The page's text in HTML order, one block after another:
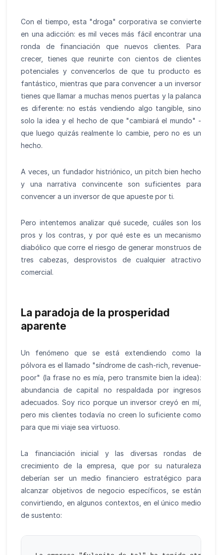
Con el tiempo, esta "droga" corporativa se convierte
en una adicción: es mil veces más fácil encontrar una
ronda de financiación que nuevos clientes. Para
crecer, tienes que reunirte con cientos de clientes
potenciales y convencerlos de que tu producto es
fantástico, mientras que para convencer a un inversor
tienes que llamar a muchas menos puertas y la palanca
es diferente: no estás vendiendo algo tangible, sino
solo la idea y el hecho de que "cambiará el mundo" -
que luego quizás realmente lo cambie, pero no es un
hecho.
A veces, un fundador histriónico, un pitch bien hecho
y una narrativa convincente son suficientes para
convencer a un inversor de que apueste por ti.
Pero intentemos analizar qué sucede, cuáles son los
pros y los contras, y por qué este es un mecanismo
diabólico que corre el riesgo de generar monstruos de
tres cabezas, desprovistos de cualquier atractivo
comercial.
La paradoja de la prosperidad
aparente
Un fenómeno que se está extendiendo como la
pólvora es el llamado "síndrome de cash-rich, revenue-
poor" (la frase no es mía, pero transmite bien la idea):
abundancia de capital no respaldada por ingresos
adecuados. Soy rico porque un inversor creyó en mí,
pero mis clientes todavía no creen lo suficiente como
para que mi viaje sea virtuoso.
La financiación inicial y las diversas rondas de
crecimiento de la empresa, que por su naturaleza
deberían ser un medio financiero estratégico para
alcanzar objetivos de negocio específicos, se están
convirtiendo, en algunos contextos, en el único medio
de sustento: